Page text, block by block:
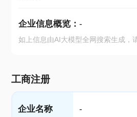
企业信息概览： -
如上信息由AI大模型全网搜索生成，
工商注册
企业名称 -